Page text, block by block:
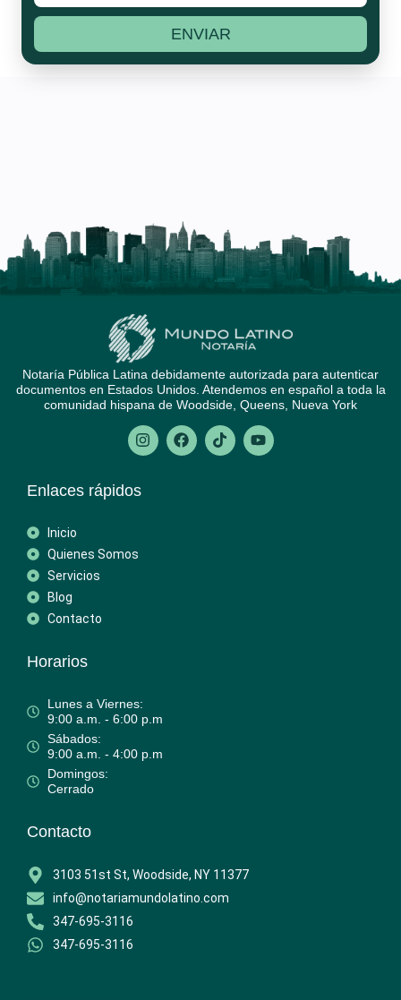
ENVIAR
Notaría Pública Latina debidamente autorizada para autenticar
documentos en Estados Unidos. Atendemos en español a toda la
comunidad hispana de Woodside, Queens, Nueva York
Enlaces rápidos
Inicio
Quienes Somos
Servicios
Blog
Contacto
Horarios
Lunes a Viernes:
9:00 a.m. - 6:00 p.m
Sábados:
9:00 a.m. - 4:00 p.m
Domingos:
Cerrado
Contacto
3103 51st St, Woodside, NY 11377
info@notariamundolatino.com
347-695-3116
347-695-3116